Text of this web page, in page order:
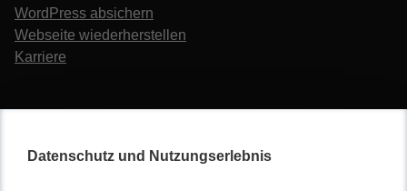
Datenschutz und Nutzungserlebnis
WordPress absichern
Webseite wiederherstellen
Karriere